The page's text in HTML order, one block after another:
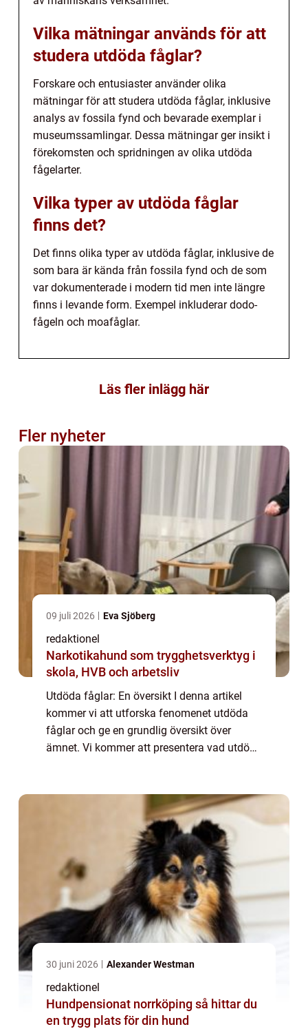
Vilka mätningar används för att
studera utdöda fåglar?
Forskare och entusiaster använder olika
mätningar för att studera utdöda fåglar, inklusive
analys av fossila fynd och bevarade exemplar i
museumssamlingar. Dessa mätningar ger insikt i
förekomsten och spridningen av olika utdöda
fågelarter.
Vilka typer av utdöda fåglar
finns det?
Det finns olika typer av utdöda fåglar, inklusive de
som bara är kända från fossila fynd och de som
var dokumenterade i modern tid men inte längre
finns i levande form. Exempel inkluderar dodo-
fågeln och moafåglar.
Läs fler inlägg här
Fler nyheter
09 juli 2026 Eva Sjöberg
redaktionel
Narkotikahund som trygghetsverktyg i
skola, HVB och arbetsliv
Utdöda fåglar: En översikt I denna artikel
kommer vi att utforska fenomenet utdöda
fåglar och ge en grundlig översikt över
ämnet. Vi kommer att presentera vad utdöda
30 juni 2026 Alexander Westman
redaktionel
Hundpensionat norrköping så hittar du
en trygg plats för din hund